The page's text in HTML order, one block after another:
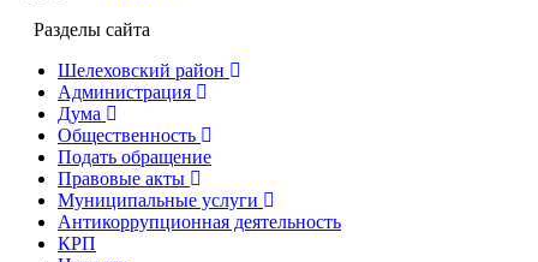
Разделы сайта
Шелеховский район
Администрация
Дума
Общественность
Подать обращение
Правовые акты
Муниципальные услуги
Антикоррупционная деятельность
КРП